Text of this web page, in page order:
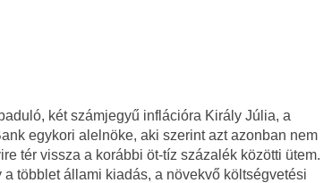
két számjegyű inflációra Király Júlia, a
egykori alelnöke, aki szerint azt azonban nem
tér vissza a korábbi öt-tíz százalék közötti ütem.
a többlet állami kiadás, a növekvő költségvetési